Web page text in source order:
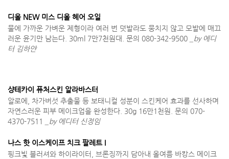
디올 NEW 미스 디올 헤어 오일
물에 가까운 가벼운 제형이라 여러 번 덧발라도 뭉치지 않고 모발에 매끄
러운 윤기만 남는다. 30ml 7만7천원대. 문의 080-342-9500 _by 에디
터 김하얀
샹테카이 퓨처스킨 알라바스터
알로에, 차가버섯 추출물 등 보태니컬 성분이 스킨케어 효과를 선사하며
자연스러운 피부 메이크업을 완성한다. 30g 16만1천원. 문의 070-
4370-7511
_by 에디터 신정임
나스 핫 이스케이프 치크 팔레트 I
핑크빛 블러셔와 하이라이터, 브론징까지 담아내 올여름 바캉스 메이크